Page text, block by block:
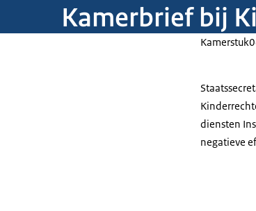
Kamerbrief bij
Kamerstuk
diensten
negatieve